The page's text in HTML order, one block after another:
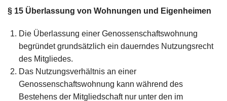
§ 15 Überlassung von Wohnungen und Eigenheimen
Die Überlassung einer Genossenschaftswohnung
begründet grundsätzlich ein dauerndes Nutzungsrecht
des Mitgliedes.
Das Nutzungsverhältnis an einer
Genossenschaftswohnung kann während des
Bestehens der Mitgliedschaft nur unter den im